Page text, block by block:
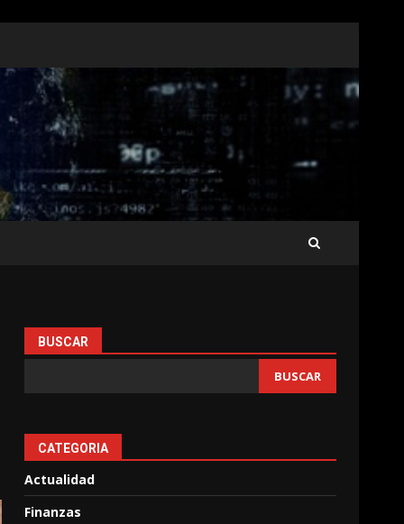
BUSCAR
BUSCAR
CATEGORIA
Actualidad
Finanzas